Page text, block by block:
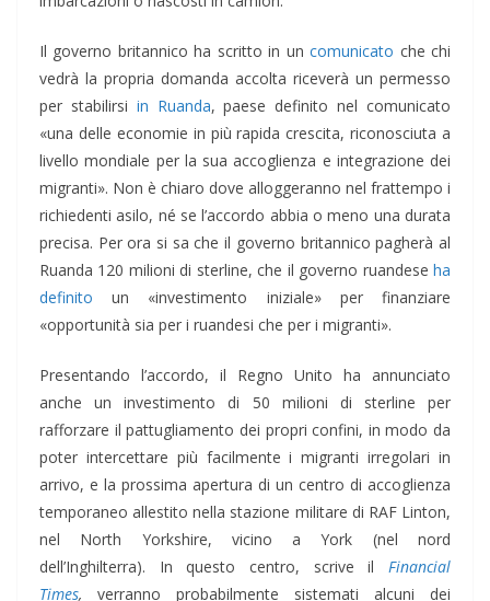
Il governo britannico ha scritto in uncomunicato che chi
vedrà la propria domanda accolta riceverà un permesso
per stabilirsi in Ruanda, paese definito nel comunicato
«una delle economie in più rapida crescita, riconosciuta a
livello mondiale per la sua accoglienza e integrazione dei
migranti». Non è chiaro dove alloggeranno nel frattempo i
richiedenti asilo, né se l’accordo abbia o meno una durata
precisa. Per ora si sa che il governo britannico pagherà al
Ruanda 120 milioni di sterline, che il governo ruandese ha
definito un «investimento iniziale» per finanziare
«opportunità sia per i ruandesi che per i migranti».
Presentando l’accordo, il Regno Unito ha annunciato
anche un investimento di 50 milioni di sterline per
rafforzare il pattugliamento dei propri confini, in modo da
poter intercettare più facilmente i migranti irregolari in
arrivo, e la prossima apertura di un centro di accoglienza
temporaneo allestito nella stazione militare di RAF Linton,
nel North Yorkshire, vicino a York (nel nord
dell’Inghilterra). In questo centro, scrive il Financial
Times, verranno probabilmente sistemati alcuni dei